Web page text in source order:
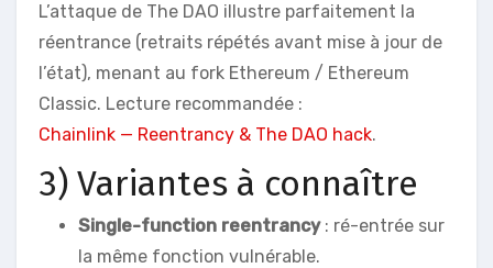
L’attaque de The DAO illustre parfaitement la
réentrance (retraits répétés avant mise à jour de
l’état), menant au fork Ethereum / Ethereum
Classic. Lecture recommandée :
Chainlink — Reentrancy & The DAO hack.
3) Variantes à connaître
Single-function reentrancy: ré-entrée sur
la même fonction vulnérable.